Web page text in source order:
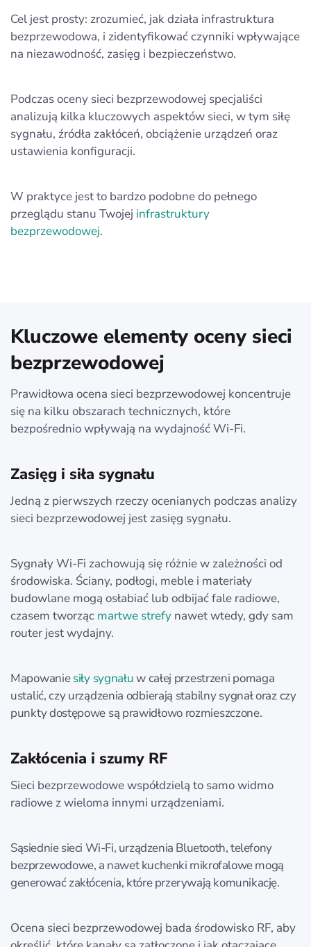
Cel jest prosty: zrozumieć, jak działa infrastruktura
bezprzewodowa, i zidentyfikować czynniki wpływające
na niezawodność, zasięg i bezpieczeństwo.
Podczas oceny sieci bezprzewodowej specjaliści
analizują kilka kluczowych aspektów sieci, w tym siłę
sygnału, źródła zakłóceń, obciążenie urządzeń oraz
ustawienia konfiguracji.
W praktyce jest to bardzo podobne do pełnego
przeglądu stanu Twojej infrastruktury
bezprzewodowej.
Kluczowe elementy oceny sieci
bezprzewodowej
Prawidłowa ocena sieci bezprzewodowej koncentruje
się na kilku obszarach technicznych, które
bezpośrednio wpływają na wydajność Wi‑Fi.
Zasięg i siła sygnału
Jedną z pierwszych rzeczy ocenianych podczas analizy
sieci bezprzewodowej jest zasięg sygnału.
Sygnały Wi‑Fi zachowują się różnie w zależności od
środowiska. Ściany, podłogi, meble i materiały
budowlane mogą osłabiać lub odbijać fale radiowe,
czasem tworząc martwe strefy nawet wtedy, gdy sam
router jest wydajny.
Mapowaniesiły sygnałuw całej przestrzeni pomaga
ustalić, czy urządzenia odbierają stabilny sygnał oraz czy
punkty dostępowe są prawidłowo rozmieszczone.
Zakłócenia i szumy RF
Sieci bezprzewodowe współdzielą to samo widmo
radiowe z wieloma innymi urządzeniami.
Sąsiednie sieci Wi‑Fi, urządzenia Bluetooth, telefony
bezprzewodowe, a nawet kuchenki mikrofalowe mogą
generować zakłócenia, które przerywają komunikację.
Ocena sieci bezprzewodowej bada środowisko RF, aby